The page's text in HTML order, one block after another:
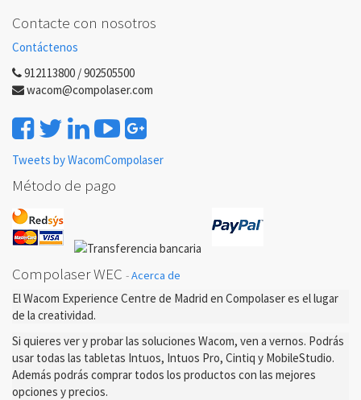
Contacte con nosotros
Contáctenos
912113800 / 902505500
wacom@compolaser.com
Tweets by WacomCompolaser
Método de pago
Compolaser WEC -Acerca de
El Wacom Experience Centre de Madrid en Compolaser es el lugar
de la creatividad.
Si quieres ver y probar las soluciones Wacom, ven a vernos. Podrás
usar todas las tabletas Intuos, Intuos Pro, Cintiq y MobileStudio.
Además podrás comprar todos los productos con las mejores
opciones y precios.